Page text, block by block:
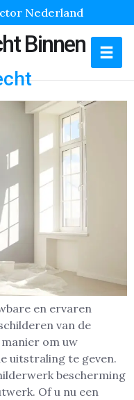
Nederland
Binnen
en ervaren
van de
om uw
uitstraling te geven.
bescherming
Of u nu een